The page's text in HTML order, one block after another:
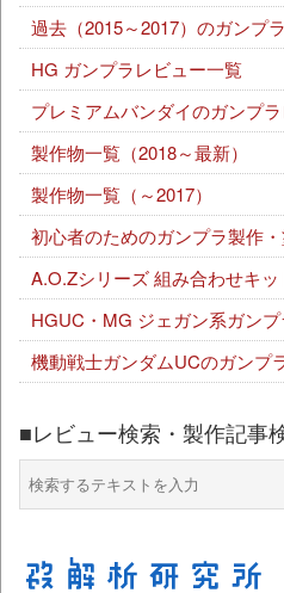
過去（2015～2017）のガンプ
HG ガンプラレビュー一覧
プレミアムバンダイのガンプ
製作物一覧（2018～最新）
製作物一覧（～2017）
初心者のためのガンプラ製作
A.O.Zシリーズ 組み合わせキ
HGUC・MG ジェガン系ガン
機動戦士ガンダムUCのガンプ
■レビュー検索・製作記事